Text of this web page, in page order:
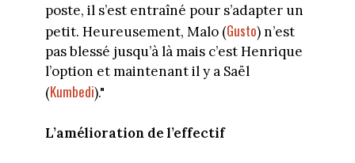
poste, il s’est entraîné pour s’adapter un
petit. Heureusement, Malo (Gusto) n’est
pas blessé jusqu’à là mais c’est Henrique
l’option et maintenant il y a Saël
(Kumbedi)."
L’amélioration de l’effectif